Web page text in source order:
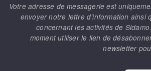
Votre adresse de messagerie est
envoyer notre lettre d’information ainsi
concernant les activités de
moment utiliser le lien de
newsletter